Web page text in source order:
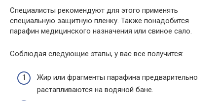
Специалисты рекомендуют для этого применять
специальную защитную пленку. Также понадобится
парафин медицинского назначения или свиное сало.
Соблюдая следующие этапы, у вас все получится:
Жир или фрагменты парафина предварительно
растапливаются на водяной бане.